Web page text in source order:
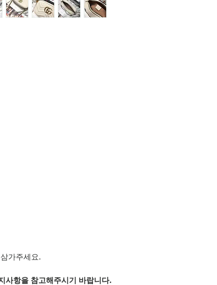
가주세요.
사항을 참고해주시기 바랍니다.